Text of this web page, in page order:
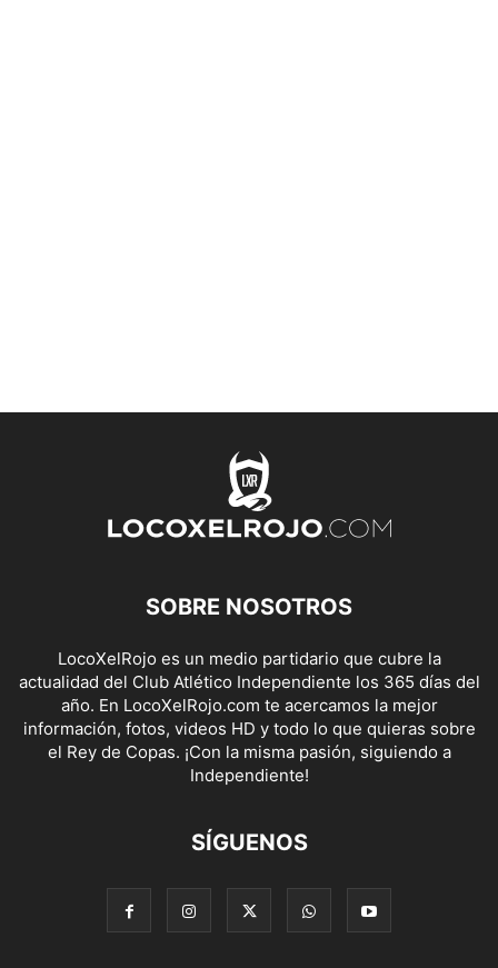
SOBRE NOSOTROS
LocoXelRojo es un medio partidario que cubre la
actualidad del Club Atlético Independiente los 365 días del
año. En LocoXelRojo.com te acercamos la mejor
información, fotos, videos HD y todo lo que quieras sobre
el Rey de Copas. ¡Con la misma pasión, siguiendo a
Independiente!
SÍGUENOS